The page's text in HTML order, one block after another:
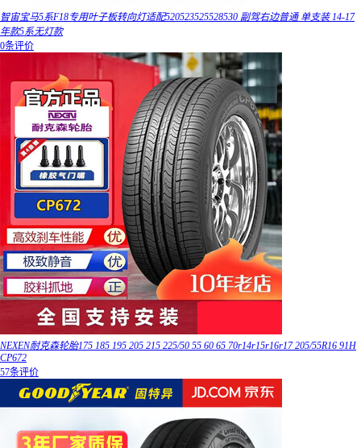
智宙宝马5系F18专用叶子板转向灯适配520523525528530 副驾右边普通 单支装 14-17
年款5系无灯款
0条评价
NEXEN耐克森轮胎175 185 195 205 215 225/50 55 60 65 70r14r15r16r17 205/55R16 91H
CP672
57条评价